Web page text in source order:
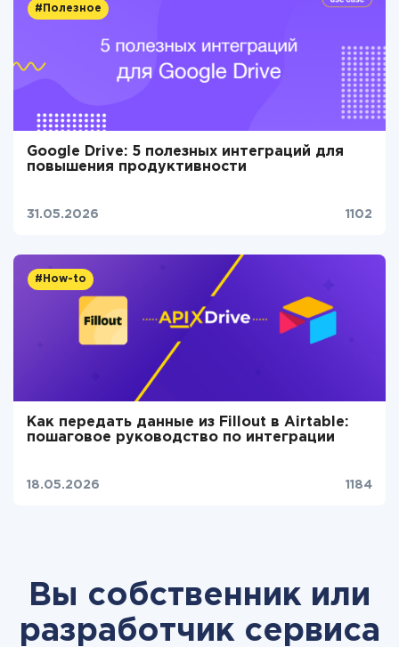
#Полезное
Google Drive: 5 полезных интеграций для
повышения продуктивности
31.05.2026 1102
#How-to
Как передать данные из Fillout в Airtable:
пошаговое руководство по интеграции
18.05.2026 1184
Вы собственник или
разработчик сервиса